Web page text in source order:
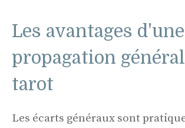
Les avantages d'une
propagation
tarot
Les écarts généraux sont